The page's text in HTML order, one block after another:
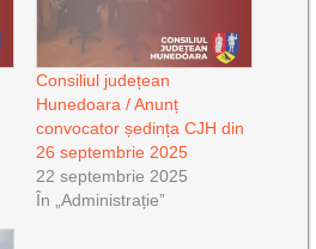
Consiliul județean
Hunedoara / Anunț
convocator ședința CJH din
26 septembrie 2025
22 septembrie 2025
În „Administrație”